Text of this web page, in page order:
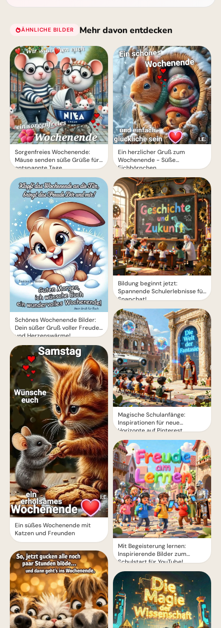
ÄHNLICHE BILDER Mehr davon entdecken
Sorgenfreies Wochenende:
Mäuse senden süße Grüße für
entspannte Tage.
Schönes Wochenende Bilder:
Dein süßer Gruß voller Freude
und Herzenswärme!
Ein süßes Wochenende mit
Katzen und Freunden
Ein herzlicher Gruß zum
Wochenende - Süße
Eichhörnchen
Bildung beginnt jetzt:
Spannende Schulerlebnisse für
Snapchat!
Magische Schulanfänge:
Inspirationen für neue
Horizonte auf Pinterest
Mit Begeisterung lernen:
Inspirierende Bilder zum
Schulstart für YouTube!